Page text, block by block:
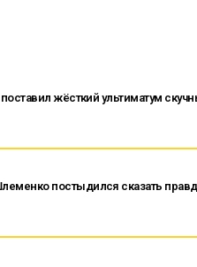
жёсткий ультиматум
постыдился сказать